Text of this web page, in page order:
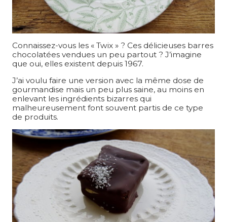
Connaissez-vous les « Twix » ? Ces délicieuses barres
chocolatées vendues un peu partout ? J’imagine
que oui, elles existent depuis 1967.
J’ai voulu faire une version avec la même dose de
gourmandise mais un peu plus saine, au moins en
enlevant les ingrédients bizarres qui
malheureusement font souvent partis de ce type
de produits.